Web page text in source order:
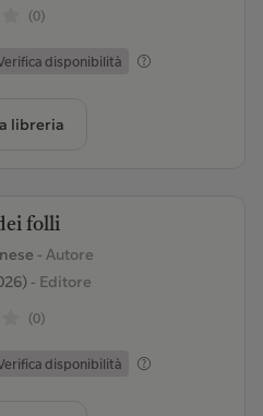
(0)
disponibilità
libreria
folli
- Autore
- Editore
(0)
disponibilità